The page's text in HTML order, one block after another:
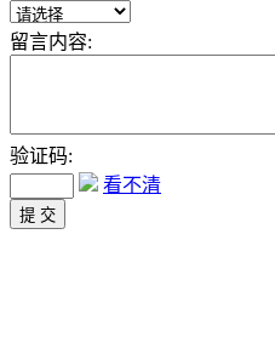
留言内容:
验证码:
看不清